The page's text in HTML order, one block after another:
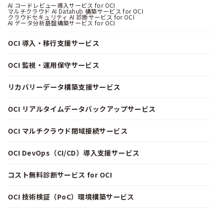
AI コードレビュー導入サービス for OCI
マルチクラウド AI Datahub 構築サービス for OCI
クラウドセキュリティ AI 診断サービス for OCI
AI データ分析基盤構築サービス for OCI
OCI 導入・移行支援サービス
OCI 監視・運用保守サービス
リカバリーデータ構築支援サービス
OCI リアルタイムデータバックアップサービス
OCI マルチクラウド閉域接続サービス
OCI DevOps（CI/CD）導入支援サービス
コスト無料診断サービス for OCI
OCI 技術検証（PoC）環境構築サービス